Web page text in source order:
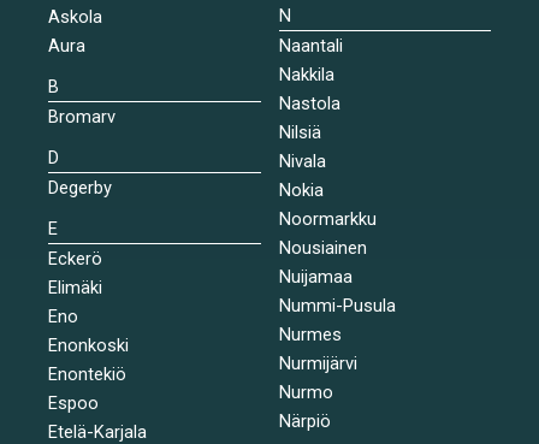
Askola
Aura
B
Bromarv
D
Degerby
E
Eckerö
Elimäki
Eno
Enonkoski
Enontekiö
Espoo
Etelä-Karjala
N
Naantali
Nakkila
Nastola
Nilsiä
Nivala
Nokia
Noormarkku
Nousiainen
Nuijamaa
Nummi-Pusula
Nurmes
Nurmijärvi
Nurmo
Närpiö